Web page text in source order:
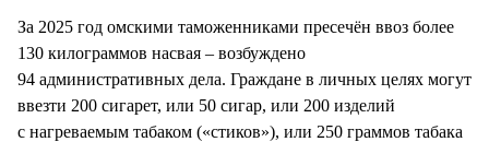
За 2025 год омскими таможенниками пресечён ввоз более
130 килограммов насвая – возбуждено
94 административных дела. Граждане в личных целях могут
ввезти 200 сигарет, или 50 сигар, или 200 изделий
с нагреваемым табаком («стиков»), или 250 граммов табака